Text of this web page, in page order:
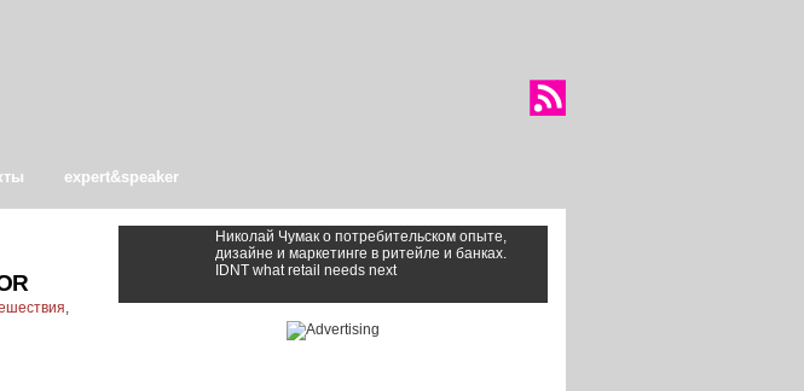
expert&speaker
,
Николай Чумак о потребительском опыте,
дизайне и маркетинге в ритейле и банках.
IDNT what retail needs next